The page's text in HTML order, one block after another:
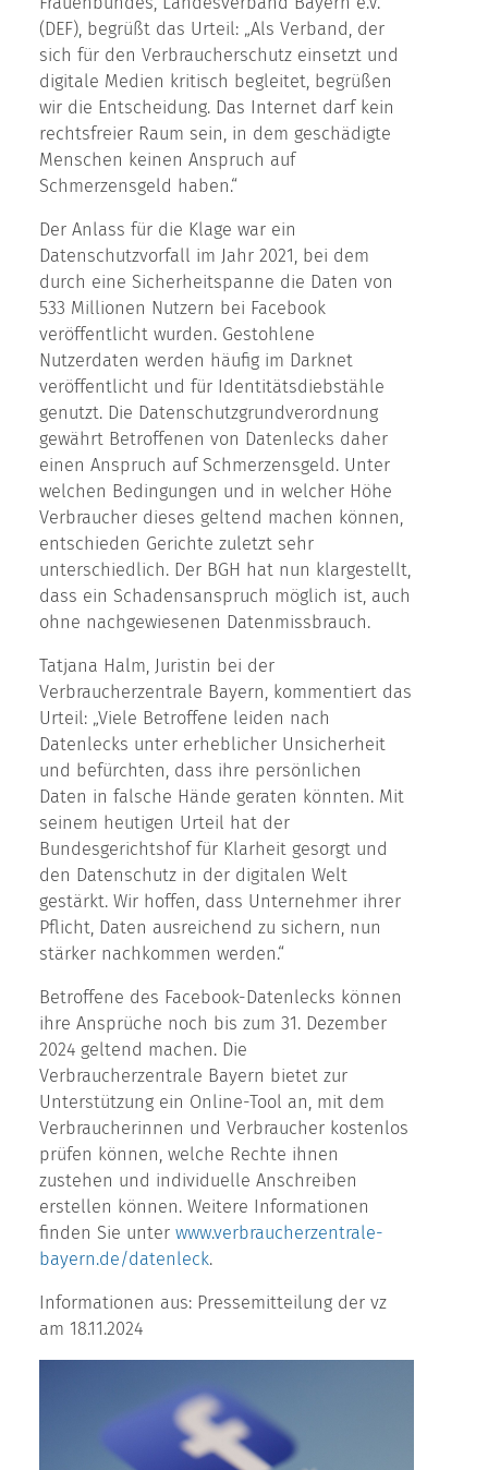
(DEF), begrüßt das Urteil: „Als Verband, der
sich für den Verbraucherschutz einsetzt und
digitale Medien kritisch begleitet, begrüßen
wir die Entscheidung. Das Internet darf kein
rechtsfreier Raum sein, in dem geschädigte
Menschen keinen Anspruch auf
Schmerzensgeld haben.“
Der Anlass für die Klage war ein
Datenschutzvorfall im Jahr 2021, bei dem
durch eine Sicherheitspanne die Daten von
533 Millionen Nutzern bei Facebook
veröffentlicht wurden. Gestohlene
Nutzerdaten werden häufig im Darknet
veröffentlicht und für Identitätsdiebstähle
genutzt. Die Datenschutzgrundverordnung
gewährt Betroffenen von Datenlecks daher
einen Anspruch auf Schmerzensgeld. Unter
welchen Bedingungen und in welcher Höhe
Verbraucher dieses geltend machen können,
entschieden Gerichte zuletzt sehr
unterschiedlich. Der BGH hat nun klargestellt,
dass ein Schadensanspruch möglich ist, auch
ohne nachgewiesenen Datenmissbrauch.
Tatjana Halm, Juristin bei der
Verbraucherzentrale Bayern, kommentiert das
Urteil: „Viele Betroffene leiden nach
Datenlecks unter erheblicher Unsicherheit
und befürchten, dass ihre persönlichen
Daten in falsche Hände geraten könnten. Mit
seinem heutigen Urteil hat der
Bundesgerichtshof für Klarheit gesorgt und
den Datenschutz in der digitalen Welt
gestärkt. Wir hoffen, dass Unternehmer ihrer
Pflicht, Daten ausreichend zu sichern, nun
stärker nachkommen werden.“
Betroffene des Facebook-Datenlecks können
ihre Ansprüche noch bis zum 31. Dezember
2024 geltend machen. Die
Verbraucherzentrale Bayern bietet zur
Unterstützung ein Online-Tool an, mit dem
Verbraucherinnen und Verbraucher kostenlos
prüfen können, welche Rechte ihnen
zustehen und individuelle Anschreiben
erstellen können. Weitere Informationen
finden Sie unter www.verbraucherzentrale-
bayern.de/datenleck.
Informationen aus: Pressemitteilung der vz
am 18.11.2024